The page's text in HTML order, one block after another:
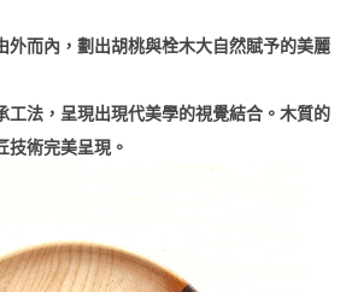
，台灣大哥大用戶可立即使用無須另外申請。
擇欲分期的期數、繳款截止日，確認付款後即完
，「大哥付你分期」於每月結算日後寄送繳費提
商品之後才付款」的支付方式。 讓您購物簡單
務後，再付款。
流程】
含以上)免運費
外而內，劃出胡桃與栓木大自然賦予的美麗
工法，呈現出現代美學的視覺結合。木質的
技術完美呈現。